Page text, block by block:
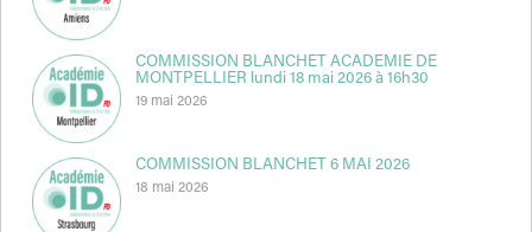
COMMISSION BLANCHET ACADEMIE DE
MONTPELLIER lundi 18 mai 2026 à 16h30
19 mai 2026
COMMISSION BLANCHET 6 MAI 2026
18 mai 2026